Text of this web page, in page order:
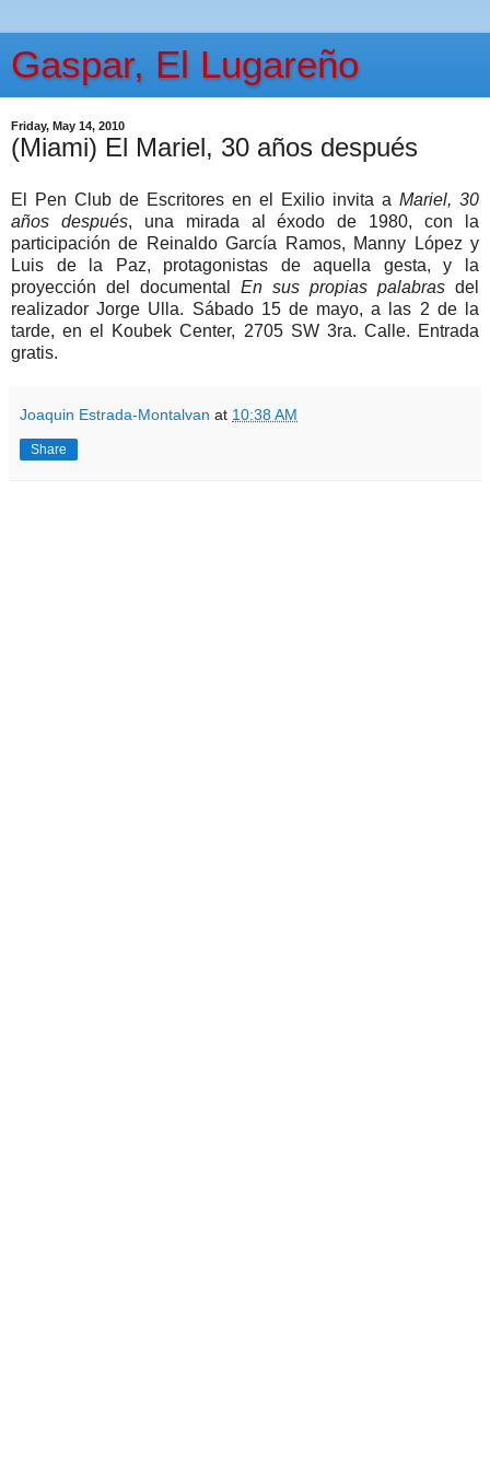
Gaspar, El Lugareño
Friday, May 14, 2010
(Miami) El Mariel, 30 años después
El Pen Club de Escritores en el Exilio invita a Mariel, 30
años después, una mirada al éxodo de 1980, con la
participación de Reinaldo García Ramos, Manny López y
Luis de la Paz, protagonistas de aquella gesta, y la
proyección del documental En sus propias palabras del
realizador Jorge Ulla. Sábado 15 de mayo, a las 2 de la
tarde, en el Koubek Center, 2705 SW 3ra. Calle. Entrada
gratis.
Joaquin Estrada-Montalvan at 10:38 AM
Share